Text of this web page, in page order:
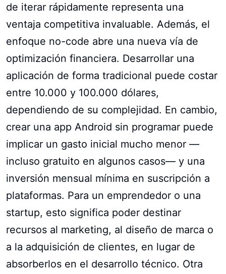
de iterar rápidamente representa una
ventaja competitiva invaluable. Además, el
enfoque no-code abre una nueva vía de
optimización financiera. Desarrollar una
aplicación de forma tradicional puede costar
entre 10.000 y 100.000 dólares,
dependiendo de su complejidad. En cambio,
crear una app Android sin programar puede
implicar un gasto inicial mucho menor —
incluso gratuito en algunos casos— y una
inversión mensual mínima en suscripción a
plataformas. Para un emprendedor o una
startup, esto significa poder destinar
recursos al marketing, al diseño de marca o
a la adquisición de clientes, en lugar de
absorberlos en el desarrollo técnico. Otra